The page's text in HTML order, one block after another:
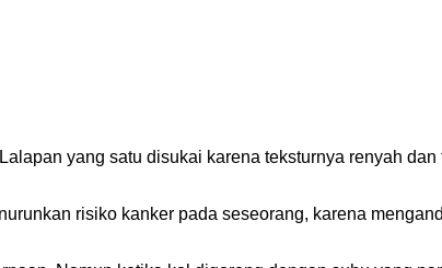
yang satu disukai karena teksturnya renyah
risiko kanker pada seseorang, karena